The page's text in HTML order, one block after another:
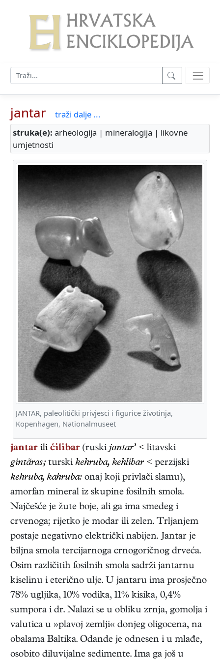
jantar
traži dalje ...
struka(e): arheologija | mineralogija | likovne
umjetnosti
JANTAR, paleolitički privjesci i figurice životinja,
Kopenhagen, Nationalmuseet
jantar ili ćilibar (ruski jantar’ < litavski
gintãras;turski kehruba, kehlibar < perzijski
kehrubā, kāhrubā: onaj koji privlači slamu),
amorfan mineral iz skupine fosilnih smola.
Najčešće je žute boje, ali ga ima smeđeg i
crvenoga; rijetko je modar ili zelen. Trljanjem
postaje negativno električki nabijen. Jantar je
biljna smola tercijarnoga crnogoričnog drveća.
Osim različitih fosilnih smola sadrži jantarnu
kiselinu i eterično ulje. U jantaru ima prosječno
78% ugljika, 10% vodika, 11% kisika, 0,4%
sumpora i dr. Nalazi se u obliku zrnja, gomolja i
valutica u »plavoj zemlji« donjeg oligocena, na
obalama Baltika. Odande je odnesen i u mlađe,
osobito diluvijalne sedimente. Ima ga još u